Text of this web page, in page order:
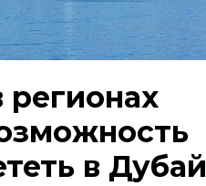
регионах
в Дубай